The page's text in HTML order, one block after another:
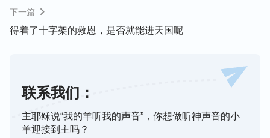
人类的需要，发表拯救我们人类的一切真理，作一步
审判从神家起首的工作，我们只有接受神末世的审判
间作了许多工作，但他只完成了救赎全人类的工作，
只是作了人的赎罪祭，并未将人的败坏性情都脱去。
要将人从撒但的权势之下完全拯救出来，不仅需要耶
稣作赎罪祭来担当人的罪，而且还得需要神作更大的
工作将人被撒但败坏的性情完全脱去。所以在人的罪
下一篇
得着了十字架的救恩，是否就能进天国呢
联系我们：
主耶稣说“我的羊听我的声音”，你想做听神声音的小
羊迎接到主吗？